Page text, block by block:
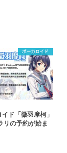
ボーカロイド
ド「徵羽摩柯」
リの予約が始ま